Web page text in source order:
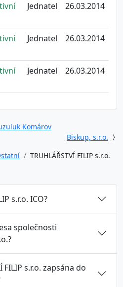
Jednatel 26.03.2014
Jednatel 26.03.2014
Jednatel 26.03.2014
Komárov
Biskup, s.r.o.
TRUHLÁŘSTVÍ FILIP s.r.o.
s.r.o. ICO?
společnosti
FILIP s.r.o. zapsána do